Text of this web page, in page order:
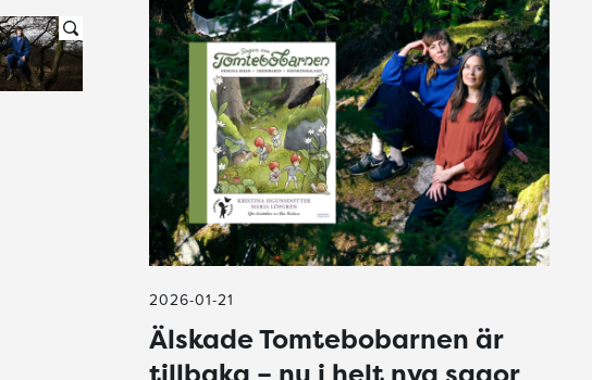
2026-01-21
Älskade Tomtebobarnen är